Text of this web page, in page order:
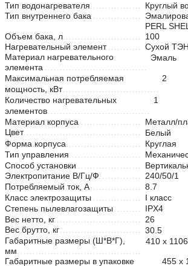
Тип водонагревателя
Круглый
Тип внутреннего бака
PERL
Объем бака, л
100
Нагревательный элемент
Сухой
Материал нагревательного
элемента
Эмаль
Максимальная потребляемая
мощность, кВт
2
Количество нагревательных
элементов
1
Материал корпуса
Металл/
Цвет
Белый
Форма корпуса
Круглая
Тип управления
Способ установки
Электропитание В/Гц/Ф
240/50/1
Потребляемый ток, А
8.7
Класс электрозащиты
I класс
Степень пылевлагозащиты
IPX4
Вес нетто, кг
26
Вес брутто, кг
30.5
Габаритные размеры (Ш*В*Г),
мм
410 х
Габаритные размеры в упаковке
455 х